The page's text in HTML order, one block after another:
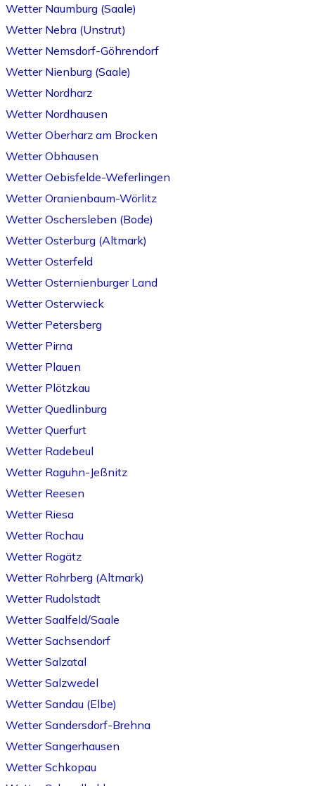
Wetter Naumburg (Saale)
Wetter Nebra (Unstrut)
Wetter Nemsdorf-Göhrendorf
Wetter Nienburg (Saale)
Wetter Nordharz
Wetter Nordhausen
Wetter Oberharz am Brocken
Wetter Obhausen
Wetter Oebisfelde-Weferlingen
Wetter Oranienbaum-Wörlitz
Wetter Oschersleben (Bode)
Wetter Osterburg (Altmark)
Wetter Osterfeld
Wetter Osternienburger Land
Wetter Osterwieck
Wetter Petersberg
Wetter Pirna
Wetter Plauen
Wetter Plötzkau
Wetter Quedlinburg
Wetter Querfurt
Wetter Radebeul
Wetter Raguhn-Jeßnitz
Wetter Reesen
Wetter Riesa
Wetter Rochau
Wetter Rogätz
Wetter Rohrberg (Altmark)
Wetter Rudolstadt
Wetter Saalfeld/Saale
Wetter Sachsendorf
Wetter Salzatal
Wetter Salzwedel
Wetter Sandau (Elbe)
Wetter Sandersdorf-Brehna
Wetter Sangerhausen
Wetter Schkopau